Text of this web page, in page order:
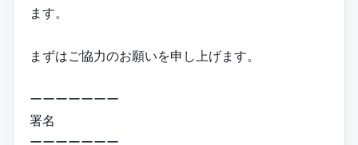
ます。
まずはご協力のお願いを申し上げます。
ーーーーーーー
署名
ーーーーーーー